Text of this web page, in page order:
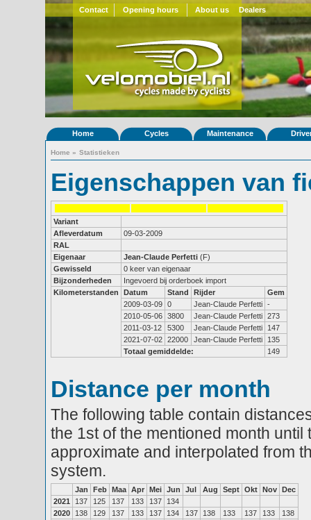
Contact Opening hours About us Dealers
Home Cycles Maintenance
Home » Statistieken
Eigenschappen van
Variant
Afleverdatum
09-03-2009
RAL
Eigenaar
Jean-Claude Perfetti (F)
Gewisseld
0 keer van eigenaar
Bijzonderheden
Ingevoerd bij orderboek import
Kilometerstanden
Datum Stand Rijder
Gem
2009-03-09 0 Jean-Claude Perfetti -
2010-05-06 3800 Jean-Claude Perfetti 273
2011-03-12
5300 Jean-Claude Perfetti
147
2021-07-02 22000 Jean-Claude Perfetti
135
Totaal gemiddelde:
149
Distance per month
The following table contain
the 1st of the mentioned month
approximate and interpolated from
system.
Jan Feb Maa Apr Mei Jun Jul Aug Sept Okt Nov Dec
2021
137 125 137 133 137
134
2020
138 129 137 133 137 134 137 138 133 137 133
138